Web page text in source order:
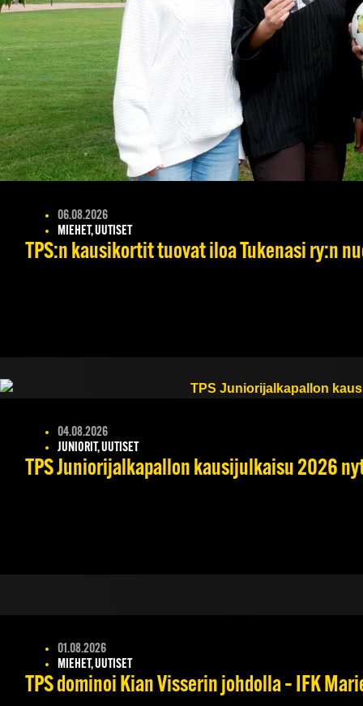
06.08.2026
MIEHET, UUTISET
TPS:n kausikortit tuovat iloa Tukenasi ry:n
04.08.2026
JUNIORIT, UUTISET
TPS Juniorijalkapallon kausijulkaisu 2026
01.08.2026
MIEHET, UUTISET
TPS dominoi Kian Visserin johdolla – IFK